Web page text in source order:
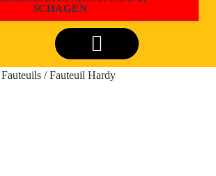
SCHAGEN
Fauteuils / Fauteuil Hardy